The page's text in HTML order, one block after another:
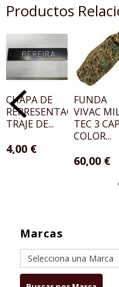
Marcas
Productos
CHAPA DE
REPRESENTACIÓN
TRAJE DE...
4,00 €
FUNDA
VIVAC
TEC 3
COLOR...
60,00 €